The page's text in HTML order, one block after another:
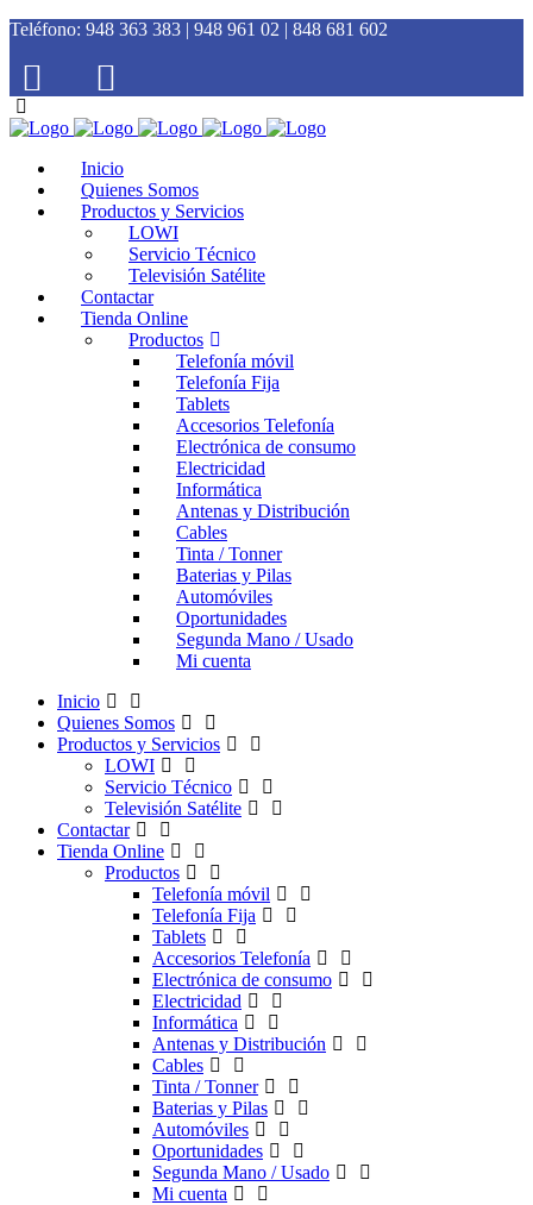
Teléfono: 948 363 383 | 948 961 02 | 848 681 602
Inicio
Quienes Somos
Productos y Servicios
LOWI
Servicio Técnico
Televisión Satélite
Contactar
Tienda Online
Productos
Telefonía móvil
Telefonía Fija
Tablets
Accesorios Telefonía
Electrónica de consumo
Electricidad
Informática
Antenas y Distribución
Cables
Tinta / Tonner
Baterias y Pilas
Automóviles
Oportunidades
Segunda Mano / Usado
Mi cuenta
Inicio
Quienes Somos
Productos y Servicios
LOWI
Servicio Técnico
Televisión Satélite
Contactar
Tienda Online
Productos
Telefonía móvil
Telefonía Fija
Tablets
Accesorios Telefonía
Electrónica de consumo
Electricidad
Informática
Antenas y Distribución
Cables
Tinta / Tonner
Baterias y Pilas
Automóviles
Oportunidades
Segunda Mano / Usado
Mi cuenta